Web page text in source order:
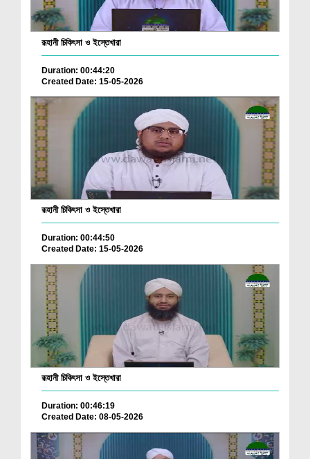
রূহানী চিকিৎসা ও ইস্তেখারা
Duration: 00:44:20
Created Date: 15-05-2026
রূহানী চিকিৎসা ও ইস্তেখারা
Duration: 00:44:50
Created Date: 15-05-2026
রূহানী চিকিৎসা ও ইস্তেখারা
Duration: 00:46:19
Created Date: 08-05-2026